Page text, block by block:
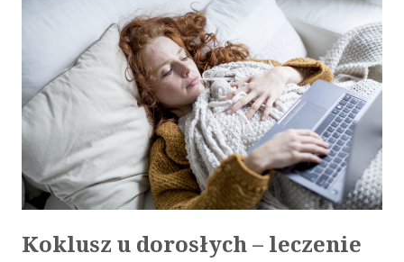
Koklusz u dorosłych – leczenie